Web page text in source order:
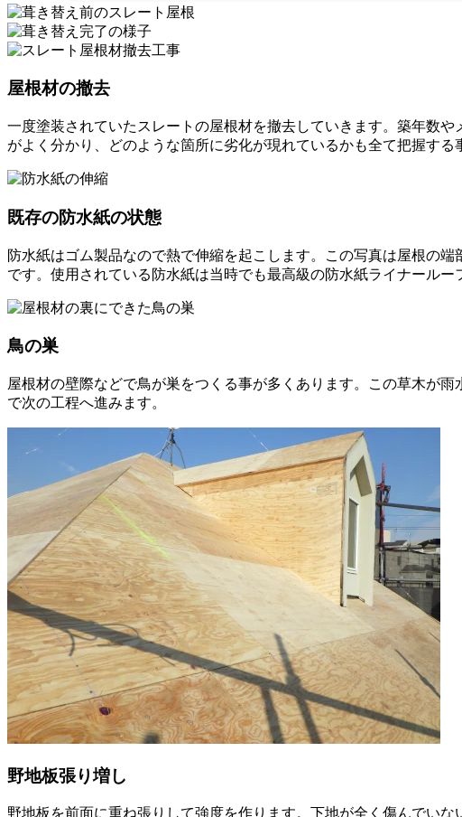
屋根材の撤去
一度塗装されていたスレートの屋根材を撤去していきます。築年数
がよく分かり、どのような箇所に劣化が現れているかも全て把握する
既存の防水紙の状態
防水紙はゴム製品なので熱で伸縮を起こします。この写真は屋根の
です。使用されている防水紙は当時でも最高級の防水紙ライナール
鳥の巣
屋根材の壁際などで鳥が巣をつくる事が多くあります。この草木が
で次の工程へ進みます。
野地板張り増し
野地板を前面に重ね張りして強度を作ります。下地が全く傷んでい